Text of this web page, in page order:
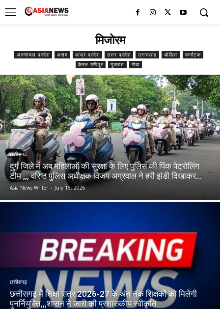
मिजोरम
अरुणाचल प्रदेश असम आंध्र प्रदेश उत्तर प्रदेश उत्तराखंड ओडिशा
कर्नाटक
केरल मणिपुर
गुजरात गोवा
छत्तीसगढ़
दुर्ग जिले में अब महिलाओं की सुरक्षा के लिए पुलिस की पिंक पेट्रोलिंग
टीम ,,, वरिष्ठ पुलिस अधीक्षक विजय अग्रवाल ने हरी झंडी दिखाकर...
Asia News Writer - July 16, 2026
छत्तीसगढ़
छत्तीसगढ़ में शिक्षा सत्र 2026-27 के अंत तक शिक्षकों को मिलेगी
पुनर्नियुक्ति,,,शासन ने जारी की प्रशासकीय स्वीकृति